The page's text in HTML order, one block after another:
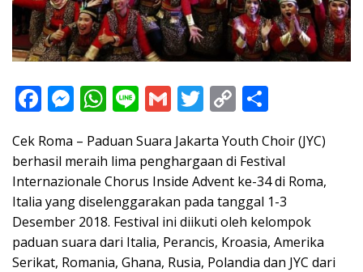
F
ac
e
b
o
o
k
M
e
ss
e
n
g
er
W
h
at
s
A
p
p
Li
n
e
G
m
ai
l
T
w
itt
er
C
o
p
y
Li
n
k
ar
e
Cek Roma – Paduan Suara Jakarta Youth Choir (JYC)
berhasil meraih lima penghargaan di Festival
Internazionale Chorus Inside Advent ke-34 di Roma,
Italia yang diselenggarakan pada tanggal 1-3
Desember 2018. Festival ini diikuti oleh kelompok
paduan suara dari Italia, Perancis, Kroasia, Amerika
Serikat, Romania, Ghana, Rusia, Polandia dan JYC dari